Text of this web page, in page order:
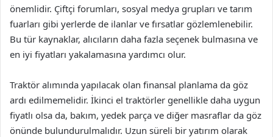
önemlidir. Çiftçi forumları, sosyal medya grupları ve tarım
fuarları gibi yerlerde de ilanlar ve fırsatlar gözlemlenebilir.
Bu tür kaynaklar, alıcıların daha fazla seçenek bulmasına ve
en iyi fiyatları yakalamasına yardımcı olur.
Traktör alımında yapılacak olan finansal planlama da göz
ardı edilmemelidir. İkinci el traktörler genellikle daha uygun
fiyatlı olsa da, bakım, yedek parça ve diğer masraflar da göz
önünde bulundurulmalıdır. Uzun süreli bir yatırım olarak